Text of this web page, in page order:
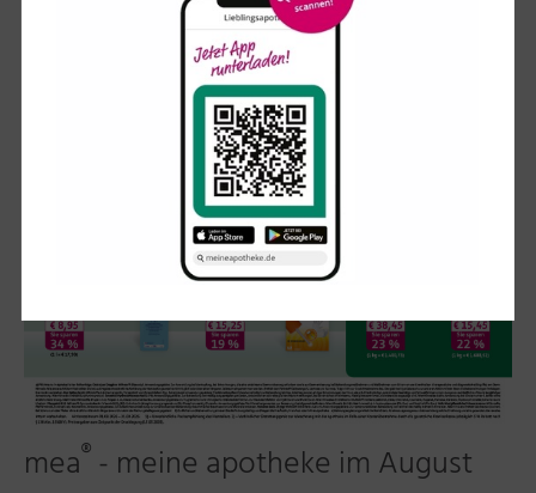
mea® - meine apotheke im August